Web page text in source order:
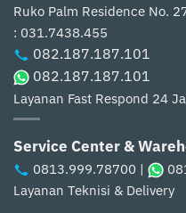
Ruko Palm Residence No.
: 031.7438.455
082.187.187.101
082.187.187.101
Layanan Fast Respond 24
Service Center &
0813.999.78700 |
Layanan Teknisi & Delivery